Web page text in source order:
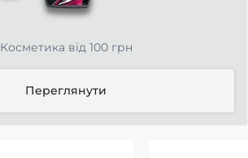
Косметика від 100 грн
Переглянути